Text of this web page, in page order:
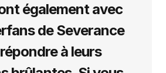
également avec
de Severance
à leurs